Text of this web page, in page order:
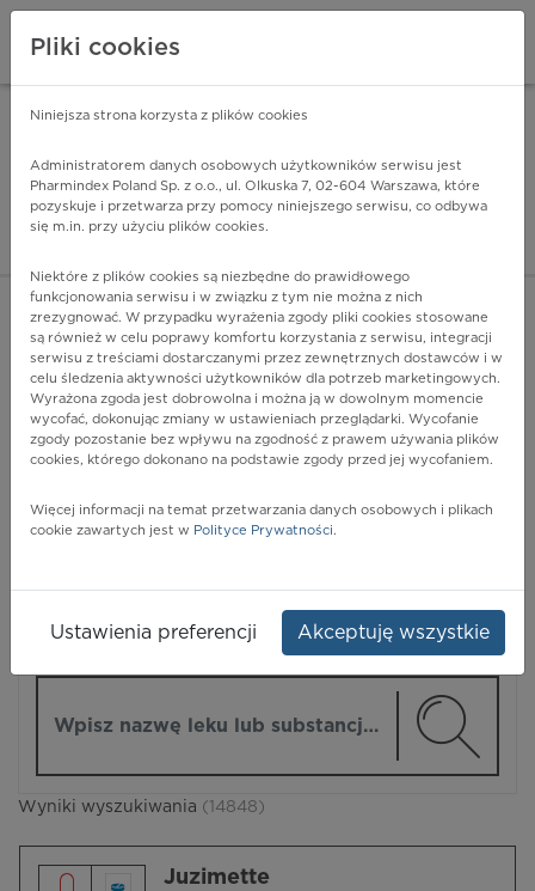
Pharmindex - lider
ZALOGUJ SIĘ
POKAŻ FILTRY
Pharmindex
Wyniki wyszukiwania (14848)
Juzimette
Pliki cookies
Niniejsza strona korzysta z plików cookies
Administratorem danych osobowych użytkowników serwisu jest
Pharmindex Poland Sp. z o.o., ul. Olkuska 7, 02-604 Warszawa, które
pozyskuje i przetwarza przy pomocy niniejszego serwisu, co odbywa
się m.in. przy użyciu plików cookies.
Niektóre z plików cookies są niezbędne do prawidłowego
funkcjonowania serwisu i w związku z tym nie można z nich
zrezygnować. W przypadku wyrażenia zgody pliki cookies stosowane
są również w celu poprawy komfortu korzystania z serwisu, integracji
serwisu z treściami dostarczanymi przez zewnętrznych dostawców i w
celu śledzenia aktywności użytkowników dla potrzeb marketingowych.
Wyrażona zgoda jest dobrowolna i można ją w dowolnym momencie
wycofać, dokonując zmiany w ustawieniach przeglądarki. Wycofanie
zgody pozostanie bez wpływu na zgodność z prawem używania plików
cookies, którego dokonano na podstawie zgody przed jej wycofaniem.
Więcej informacji na temat przetwarzania danych osobowych i plikach
cookie zawartych jest w Polityce Prywatności.
Ustawienia preferencji Akceptuję wszystkie
ZA DARMO - w Google Play INSTALUJ